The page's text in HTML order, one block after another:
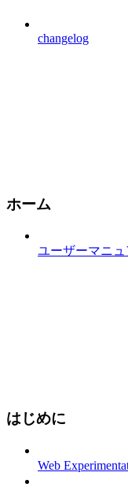
changelog
ホーム
ユーザーマニ
はじめに
Web